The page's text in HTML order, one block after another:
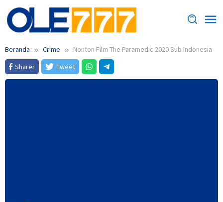
Loncat
ke
konten
Beranda Crime
Nonton Film The Paramedic 2020 Sub Indonesia
Sharer
Tweet